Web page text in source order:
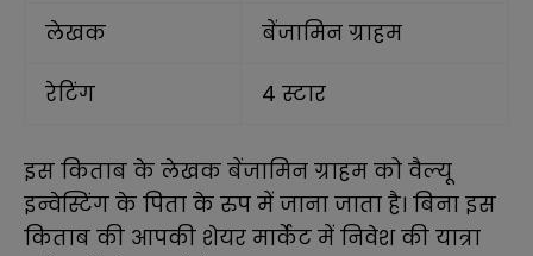
लेखक बेंजामिन ग्राहम
रेटिंग 4 स्टार
इस किताब के लेखक बेंजामिन ग्राहम को वैल्यू
इन्वेस्टिंग के पिता के रुप में जाना जाता है। बिना इस
किताब की आपकी शेयर मार्केट में निवेश की यात्रा